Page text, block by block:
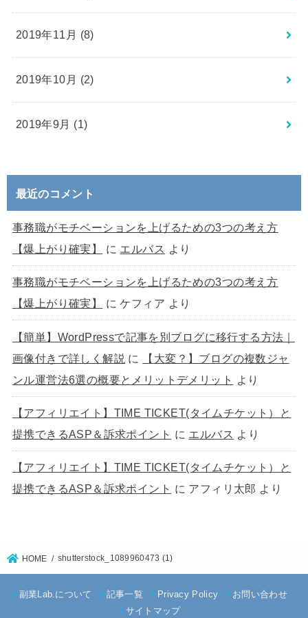
2019年11月 (8)
2019年10月 (2)
2019年9月 (1)
最近のコメント
事務職がモチベーションを上げるための3つの考え方
【爆上がり確実】
に エルバス より
事務職がモチベーションを上げるための3つの考え方
【爆上がり確実】
にケフィア より
【簡単】WordPressで記事を別ブログに移行する方法｜
画像付きで詳しく解説 に
【大変？】ブログの複数ジャ
ンル運営法6選の概要とメリットデメリット
より
【アフィリエイト】TIME TICKET(タイムチケット）と
提携できるASP＆訴求ポイント に エルバス より
【アフィリエイト】TIME TICKET(タイムチケット）と
提携できるASP＆訴求ポイント に アフィリ太郎 より
HOME shutterstock_1089960473 (1)
副業Lab.について 記事一覧 Privacy Policy
お問い合わせ
サイトマップ